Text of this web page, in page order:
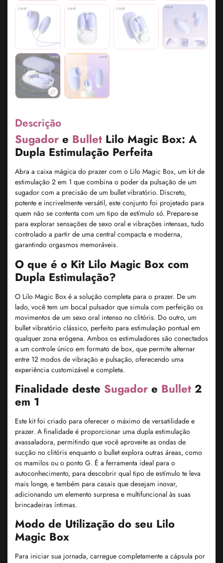
Descrição
Sugador e Bullet Lilo Magic Box: A
Dupla Estimulação Perfeita
Abra a caixa mágica do prazer com o Lilo Magic Box, um kit de
estimulação 2 em 1 que combina o poder da pulsação de um
sugador com a precisão de um bullet vibratório. Discreto,
potente e incrivelmente versátil, este conjunto foi projetado para
quem não se contenta com um tipo de estímulo só. Prepare-se
para explorar sensações de sexo oral e vibrações intensas, tudo
controlado a partir de uma central compacta e moderna,
garantindo orgasmos memoráveis.
O que é o Kit Lilo Magic Box com
Dupla Estimulação?
O Lilo Magic Box é a solução completa para o prazer. De um
lado, você tem um bocal pulsador que simula com perfeição os
movimentos de um sexo oral intenso no clitóris. Do outro, um
bullet vibratório clássico, perfeito para estimulação pontual em
qualquer zona erógena. Ambos os estimuladores são conectados
a um controle único em formato de box, que permite alternar
entre 12 modos de vibração e pulsação, oferecendo uma
experiência customizável e completa.
Finalidade deste Sugador e Bullet 2
em 1
Este kit foi criado para oferecer o máximo de versatilidade e
prazer. A finalidade é proporcionar uma dupla estimulação
avassaladora, permitindo que você aproveite as ondas de
sucção no clitóris enquanto o bullet explora outras áreas, como
os mamilos ou o ponto G. É a ferramenta ideal para o
autoconhecimento, para descobrir qual tipo de estímulo te leva
mais longe, e também para casais que desejam inovar,
adicionando um elemento surpresa e multifuncional às suas
brincadeiras íntimas.
Modo de Utilização do seu Lilo
Magic Box
Para iniciar sua jornada, carregue completamente a cápsula por